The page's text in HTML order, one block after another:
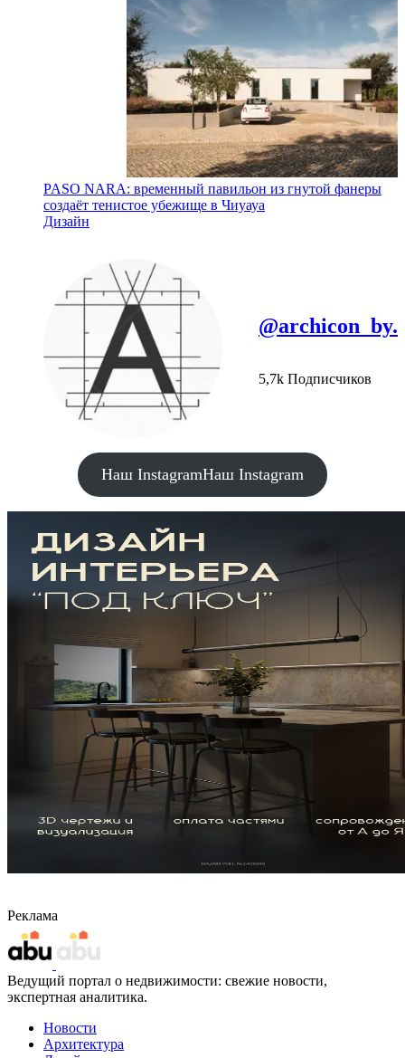
PASO NARA: временный павильон из гнутой фанеры
создаёт тенистое убежище в Чиуауа
Дизайн
@archicon_by.
5,7k Подписчиков
Наш InstagramНаш Instagram
Реклама
Ведущий портал о недвижимости: свежие новости,
экспертная аналитика.
Новости
Архитектура